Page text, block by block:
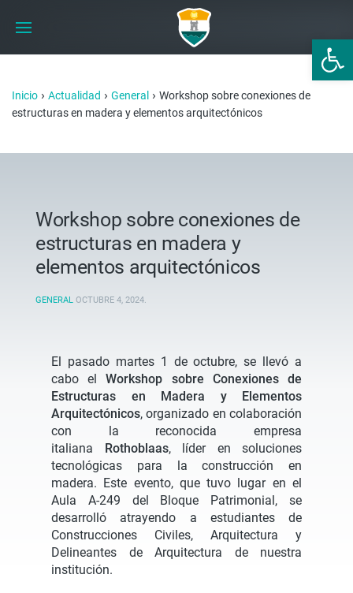
Abrir
Inicio › Actualidad › General › Workshop sobre conexiones de
estructuras en madera y elementos arquitectónicos
Workshop sobre conexiones de
estructuras en madera y
elementos arquitectónicos
GENERAL OCTUBRE 4, 2024.
El pasado martes 1 de octubre, se llevó a
cabo elWorkshop sobre Conexiones de
Estructuras en Madera y Elementos
Arquitectónicos, organizado en colaboración
con la reconocida empresa
italiana Rothoblaas, líder en soluciones
tecnológicas para la construcción en
madera. Este evento, que tuvo lugar en el
Aula A-249 del Bloque Patrimonial, se
desarrolló atrayendo a estudiantes de
Construcciones Civiles, Arquitectura y
Delineantes de Arquitectura de nuestra
institución.